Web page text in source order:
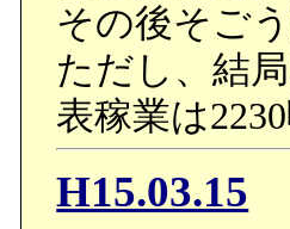
その後そご
ただし、結
表稼業は
H15.03.15